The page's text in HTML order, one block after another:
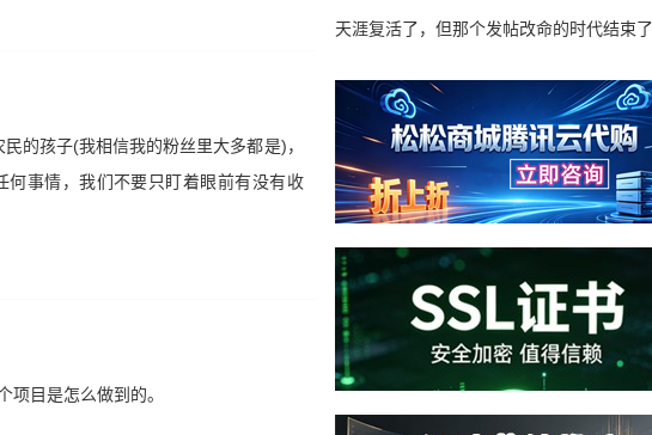
的孩子(我相信我的粉丝里大多都是)，
事情，我们不要只盯着眼前有没有收
目是怎么做到的。
天涯复活了，但那个发帖改命的时代结束了